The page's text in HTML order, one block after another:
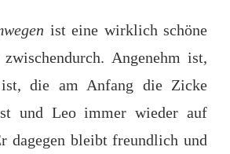
ist eine wirklich schöne
Angenehm ist,
die am Anfang die Zicke
und Leo immer wieder auf
dagegen bleibt freundlich und